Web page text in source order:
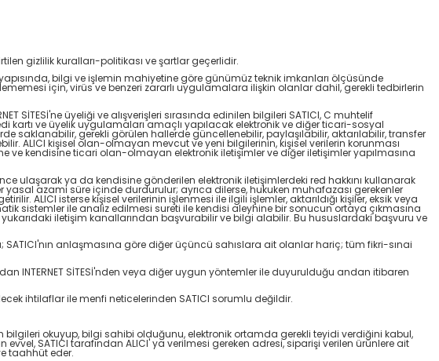
gizlilik kuralları-politikası ve şartlar geçerlidir.
bilgi ve işlemin mahiyetine göre günümüz teknik imkanları ölçüsünde
için, virüs ve benzeri zararlı uygulamalara ilişkin olanlar dahil, gerekli tedbirlerin
SİTESİ'ne üyeliği ve alışverişleri sırasında edinilen bilgileri SATICI, C muhtelif
kartı ve üyelik uygulamaları amaçlı yapılacak elektronik ve diğer ticari-sosyal
saklanabilir, gerekli görülen hallerde güncellenebilir, paylaşılabilir, aktarılabilir, transfer
ALICI kişisel olan-olmayan mevcut ve yeni bilgilerinin, kişisel verilerin korunması
ve kendisine ticari olan-olmayan elektronik iletişimler ve diğer iletişimler yapılmasına
ulaşarak ya da kendisine gönderilen elektronik iletişimlerdeki red hakkını kullanarak
azami süre içinde durdurulur; ayrıca dilerse, hukuken muhafazası gerekenler
isterse kişisel verilerinin işlenmesi ile ilgili işlemler, aktarıldığı kişiler, eksik veya
sistemler ile analiz edilmesi sureti ile kendisi aleyhine bir sonucun ortaya çıkmasına
iletişim kanallarından başvurabilir ve bilgi alabilir. Bu hususlardaki başvuru ve
SATICI'nın anlaşmasına göre diğer üçüncü sahıslara ait olanlar hariç; tüm fikri-sınai
INTERNET SİTESİ'nden veya diğer uygun yöntemler ile duyurulduğu andan itibaren
ihtilaflar ile menfi neticelerinden SATICI sorumlu değildir.
bilgileri okuyup, bilgi sahibi olduğunu, elektronik ortamda gerekli teyidi verdiğini kabul,
SATICI tarafından ALICI' ya verilmesi gereken adresi, siparişi verilen ürünlere ait
taahhüt eder.